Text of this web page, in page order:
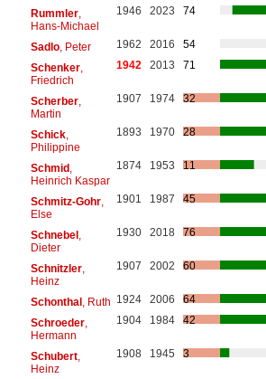
Rummler,
Hans-Michael
1946 2023 74
Sadlo, Peter 1962 2016
54
Schenker,
Friedrich
1942 2013 71
Scherber,
Martin
1907 1974 32
Schick,
Philippine
1893 1970 28
Schmid,
Heinrich Kaspar
1874 1953 11
Schmitz-Gohr,
Else
1901 1987 45
Schnebel,
Dieter
1930 2018 76
Schnitzler,
Heinz
1907 2002 60
Schonthal, Ruth 1924 2006
64
Schroeder,
Hermann
1904 1984 42
Schubert,
Heinz
1908 1945 3